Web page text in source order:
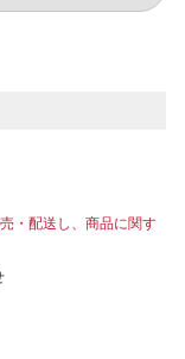
・配送し、商品に関す